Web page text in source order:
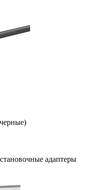
адаптеры